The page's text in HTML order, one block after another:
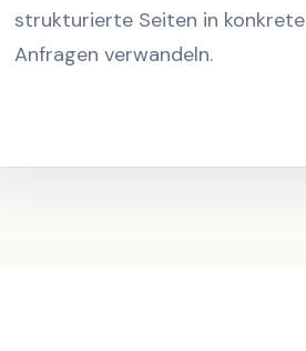
strukturierte Seiten in konkrete
Anfragen verwandeln.